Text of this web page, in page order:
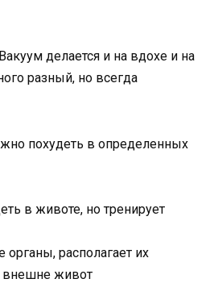
Вакуум делается и на вдохе и на
разный, но всегда
в животе, но тренирует
органы, располагает их
внешне живот